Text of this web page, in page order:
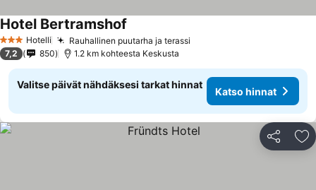
3 Tähtiluokitus
Hotelli Rauhallinen puutarha ja terassi
Hotel Bertramshof
7,2 850 1.2 km kohteesta Keskusta
Valitse päivät nähdäksesi tarkat hinnat
Katso hinnat
Jaa